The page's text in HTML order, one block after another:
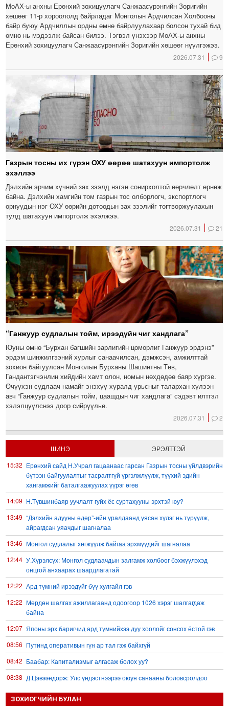
МоАХ-ы анхны Ерөнхий зохицуулагч Санжаасүрэнгийн Зоригийн
хөшөөг 11-р хороололд байрладаг Монголын Ардчилсан Холбооны
байр буюу Ардчиллын ордны өмнө байрлуулахаар болсон тухай бид
өмнө нь мэдээлж байсан билээ. Тэгвэл үнэхээр МоАХ-ы анхны
Ерөнхий зохицуулагч Санжаасүрэнгийн Зоригийн хөшөөг нүүлгэжээ.
2026.07.31 9
Газрын тосны их гүрэн ОХУ өөрөө шатахуун импортолж
эхэллээ
Дэлхийн эрчим хүчний зах зээлд нэгэн сонирхолтой өөрчлөлт өрнөж
байна. Дэлхийн хамгийн том газрын тос олборлогч, экспортлогч
орнуудын нэг ОХУ өөрийн дотоодын зах зээлийг тогтворжуулахын
тулд шатахуун импортолж эхэлжээ.
2026.07.31 21
“Ганжуур судлалын тойм, ирээдүйн чиг хандлага”
Юуны өмнө “Бурхан багшийн зарлигийн цоморлиг Ганжуур эрдэнэ”
эрдэм шинжилгээний хурлыг санаачилсан, дэмжсэн, амжилттай
зохион байгуулсан Монголын Бурханы Шашинтны Төв,
Гандантэгчэнлин хийдийн хамт олон, номын нөхдөдөө баяр хүргэе.
Өчүүхэн судлаач намайг энэхүү хуралд урьсныг талархан хүлээн
авч “Ганжуур судлалын тойм, цаашдын чиг хандлага” сэдэвт илтгэл
хэлэлцүүлснээ доор сийрүүлье.
2026.07.31 2
ШИНЭ
ЭРЭЛТТЭЙ
15:32 Ерөнхий сайд Н.Учрал гацаанаас гарсан Газрын тосны үйлдвэрийн
бүтээн байгуулалтыг тасралтгүй үргэлжлүүлж, түүхий эдийн
хангамжийг баталгаажуулах үүрэг өгөв
14:09 Н.Түвшинбаяр уучлалт гуйх ёс суртахууны эрхтэй юу?
13:49 “Дэлхийн адууны өдөр”-ийн уралдаанд уясан хүлэг нь түрүүлж,
айрагдсан уяачдыг шагналаа
13:46 Монгол судлалыг хөгжүүлж байгаа эрхмүүдийг шагналаа
12:44 У.Хүрэлсүх: Монгол судлаачдын залгамж холбоог бэхжүүлэхэд
онцгой анхаарах шаардлагатай
12:22 Ард түмний ирээдүйг бүү хулгайл гэв
12:22 Мөрдөн шалгах ажиллагаанд одоогоор 1026 хэрэг шалгагдаж
байна
12:07 Японы эрх баригчид ард түмнийхээ дуу хоолойг сонсох ёстой гэв
08:56 Путинд оперативын гүн ар тал гэж байхгүй
08:42 Баабар: Капитализмыг алгасаж болох уу?
08:38 Д.Цэвээндорж: Улс үндэстнээрээ оюун санааны боловсролдоо
08:35 Зуны нууц уулзалтууд Сутай хайрханы бэл, Хэрлэнгийн хөвөөнд
ЗОХИОГЧИЙН БУЛАН